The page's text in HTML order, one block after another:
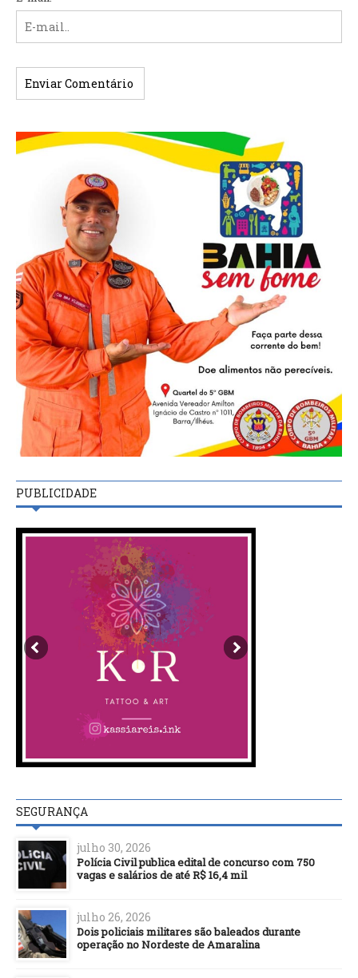
PUBLICIDADE
SEGURANÇA
julho 30, 2026
Polícia Civil publica edital de concurso com 750
vagas e salários de até R$ 16,4 mil
julho 26, 2026
Dois policiais militares são baleados durante
operação no Nordeste de Amaralina